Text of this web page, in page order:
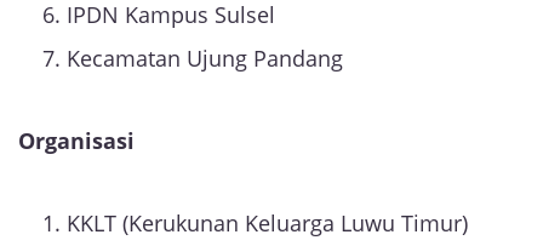
IPDN Kampus Sulsel
Kecamatan Ujung Pandang
Organisasi
KKLT (Kerukunan Keluarga Luwu Timur)